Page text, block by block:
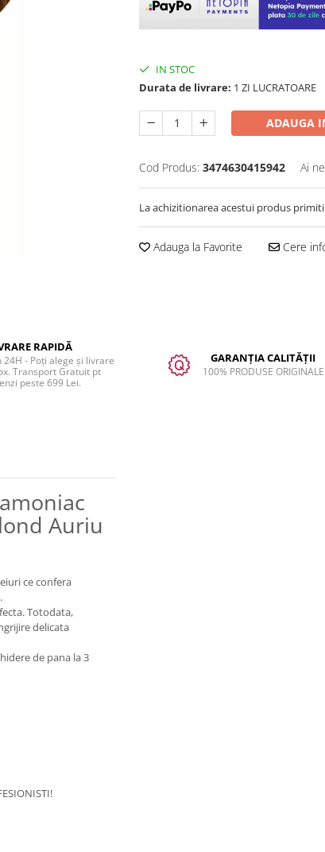
IN STOC
Durata de livrare: 1 ZI LUCRATOARE
ADAUGA
Cod Produs: 3474630415942 Ai
La achizitionarea acestui produs primiti
Adauga la Favorite Cere
RAPIDĂ
24H - Poți alege și livrare
Transport Gratuit pt
peste 699 Lei.
GARANȚIA CALITĂȚII
100% PRODUSE ORIGINALE
Auriu
ce confera
Totodata,
delicata
de pana la 3